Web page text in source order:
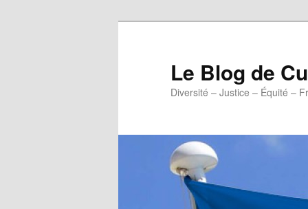
Le Blog de
Diversité – Justice – Équité –